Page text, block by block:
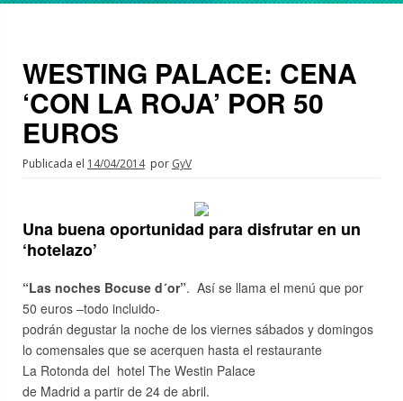
WESTING PALACE: CENA
‘CON LA ROJA’ POR 50
EUROS
Publicada el 14/04/2014 por GyV
Una buena oportunidad para disfrutar en un
‘hotelazo’
“Las noches Bocuse d´or”. Así se llama el menú que por
50 euros –todo incluido-
podrán degustar la noche de los viernes sábados y domingos
lo comensales que se acerquen hasta el restaurante
La Rotonda del hotel The Westin Palace
de Madrid a partir de 24 de abril.